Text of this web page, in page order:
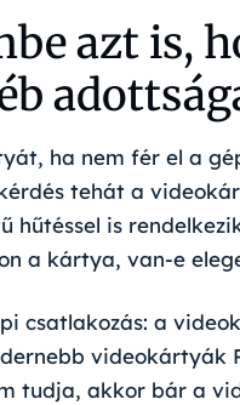
azt is,
ha nem fér el a
tehát a
is
a kártya, van-e
csatlakozás: a
videokártyák
tudja, akkor bár a